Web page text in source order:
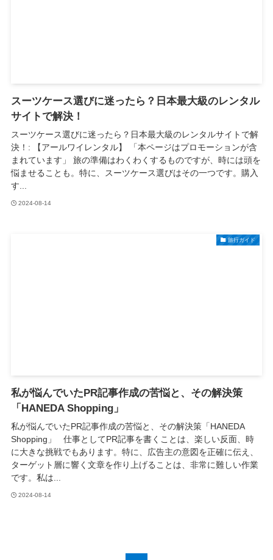
スーツケース選びに迷ったら？日本最大級のレンタル
サイトで解決！
スーツケース選びに迷ったら？日本最大級のレンタルサイトで解
決！: 【アールワイレンタル】 「本ページはプロモーションが含
まれています」 旅の準備はわくわくするものですが、時には頭を
悩ませることも。特に、スーツケース選びはその一つです。購入
す...
2024-08-14
旅行ガイド
私が悩んでいたPR記事作成の苦悩と、その解決策
「HANEDA Shopping」
私が悩んでいたPR記事作成の苦悩と、その解決策「HANEDA
Shopping」 仕事としてPR記事を書くことは、楽しい反面、時
に大きな挑戦でもあります。特に、広告主の意図を正確に伝え、
ターゲット層に響く文章を作り上げることは、非常に難しい作業
です。私は...
2024-08-14